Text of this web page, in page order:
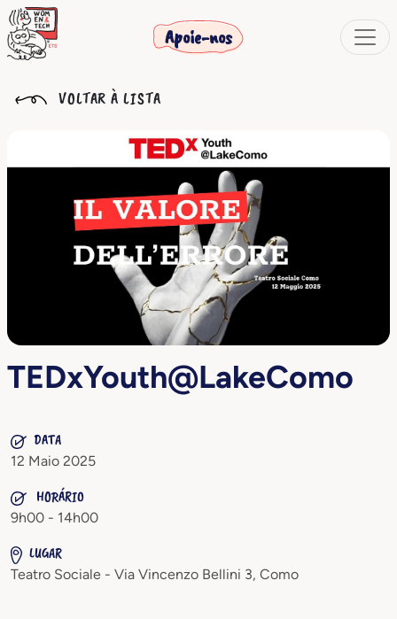
Apoie-nos
VOLTAR À LISTA
TEDxYouth@LakeComo
DATA
12 Maio 2025
HORÁRIO
9h00 - 14h00
LUGAR
Teatro Sociale - Via Vincenzo Bellini 3, Como